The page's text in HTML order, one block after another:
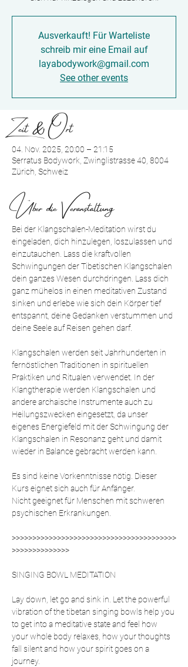
Ausverkauft! Für Warteliste
schreib mir eine Email auf
layabodywork@gmail.com
See other events
Zeit & Ort
04. Nov. 2025, 20:00 – 21:15
Serratus Bodywork, Zwinglistrasse 40, 8004
Zürich, Schweiz
Über die Veranstaltung
Bei der Klangschalen-Meditation wirst du
eingeladen, dich hinzulegen, loszulassen und
einzutauchen. Lass die kraftvollen
Schwingungen der Tibetischen Klangschalen
dein ganzes Wesen durchdringen. Lass dich
ganz mühelos in einen meditativen Zustand
sinken und erlebe wie sich dein Körper tief
entspannt, deine Gedanken verstummen und
deine Seele auf Reisen gehen darf.
Klangschalen werden seit Jahrhunderten in
fernöstlichen Traditionen in spirituellen
Praktiken und Ritualen verwendet. In der
Klangtherapie werden Klangschalen und
andere archaische Instrumente auch zu
Heilungszwecken eingesetzt, da unser
eigenes Energiefeld mit der Schwingung der
Klangschalen in Resonanz geht und damit
wieder in Balance gebracht werden kann.
Es sind keine Vorkenntnisse nötig. Dieser
Kurs eignet sich auch für Anfänger.
Nicht geeignet für Menschen mit schweren
psychischen Erkrankungen.
>>>>>>>>>>>>>>>>>>>>>>>>>>>>>>>>>>>>>>>>
>>>>>>>>>>>>>>
SINGING BOWL MEDITATION
Lay down, let go and sink in. Let the powerful
vibration of the tibetan singing bowls help you
to get into a meditative state and feel how
your whole body relaxes, how your thoughts
fall silent and how your spirit goes on a
journey.